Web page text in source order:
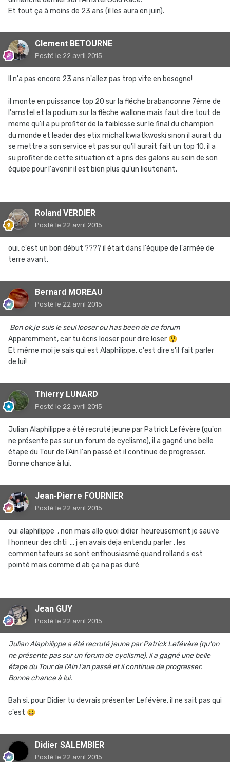
Et tout ça à moins de 23 ans (il les aura en juin).
Clement BETOURNE
Posté le 22 avril 2015
Il n'a pas encore 23 ans n'allez pas trop vite en besogne!
il monte en puissance top 20 sur la fléche brabanconne 7éme de
l'amstel et la podium sur la flèche wallone mais faut dire tout de
meme qu'il a pu profiter de la faiblesse sur le final du champion
du monde et leader des etix michal kwiatkwoski sinon il aurait du
se mettre a son service et pas sur qu'il aurait fait un top 10, il a
su profiter de cette situation et a pris des galons au sein de son
équipe pour l'avenir il est bien plus qu'un lieutenant.
Roland VERDIER
Posté le 22 avril 2015
oui, c'est un bon début ???? il était dans l'équipe de l'armée de
terre avant.
Bernard MOREAU
Posté le 22 avril 2015
Bon ok,je suis le seul looser ou has been de ce forum
Apparemment, car tu écris looser pour dire loser 😲
Et même moi je sais qui est Alaphilippe, c'est dire s'il fait parler
de lui!
Thierry LUNARD
Posté le 22 avril 2015
Julian Alaphilippe a été recruté jeune par Patrick Lefévère (qu'on
ne présente pas sur un forum de cyclisme), il a gagné une belle
étape du Tour de l'Ain l'an passé et il continue de progresser.
Bonne chance à lui.
Jean-Pierre FOURNIER
Posté le 22 avril 2015
oui alaphilippe , non mais allo quoi didier heureusement je sauve
l honneur des chti ... j en avais deja entendu parler , les
commentateurs se sont enthousiasmé quand rolland s est
pointé mais comme d ab ça na pas duré
Jean GUY
Posté le 22 avril 2015
Julian Alaphilippe a été recruté jeune par Patrick Lefévère (qu'on
ne présente pas sur un forum de cyclisme), il a gagné une belle
étape du Tour de l'Ain l'an passé et il continue de progresser.
Bonne chance à lui.
Bah si, pour Didier tu devrais présenter Lefévère, il ne sait pas qui
c'est 😃
Didier SALEMBIER
Posté le 22 avril 2015